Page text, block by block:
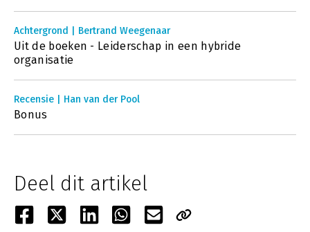
Achtergrond | Bertrand Weegenaar
Uit de boeken - Leiderschap in een hybride
organisatie
Recensie | Han van der Pool
Bonus
Deel dit artikel